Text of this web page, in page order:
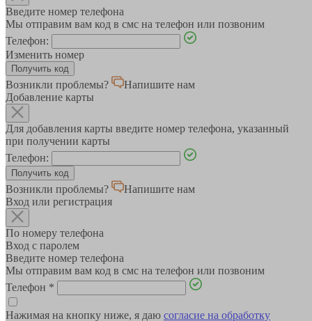
Введите номер телефона
Мы отправим вам код в смс на телефон или позвоним
Телефон:
Изменить номер
Возникли проблемы?
Напишите нам
Добавление карты
Для добавления карты введите номер телефона, указанный
при получении карты
Телефон:
Возникли проблемы?
Напишите нам
Вход или регистрация
По номеру телефона
Вход с паролем
Введите номер телефона
Мы отправим вам код в смс на телефон или позвоним
Телефон *
Нажимая на кнопку ниже, я даю согласие на обработку